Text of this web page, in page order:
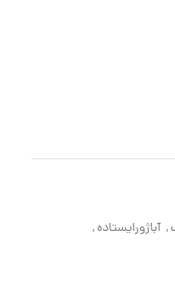
, آباژورایستاده,